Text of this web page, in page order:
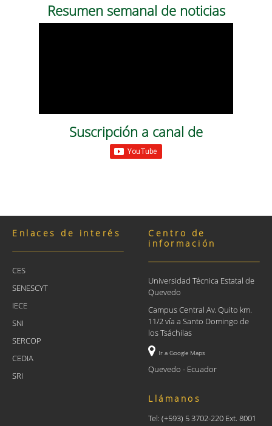
Resumen semanal de noticias
Suscripción a canal de
Enlaces de interés
CES
SENESCYT
IECE
SNI
SERCOP
CEDIA
SRI
Centro de
información
Universidad Técnica Estatal de
Quevedo
Campus Central Av. Quito km.
11/2 vía a Santo Domingo de
los Tsáchilas
Ir a Google Maps
Quevedo - Ecuador
Llámanos
Tel: (+593) 5 3702-220 Ext. 8001